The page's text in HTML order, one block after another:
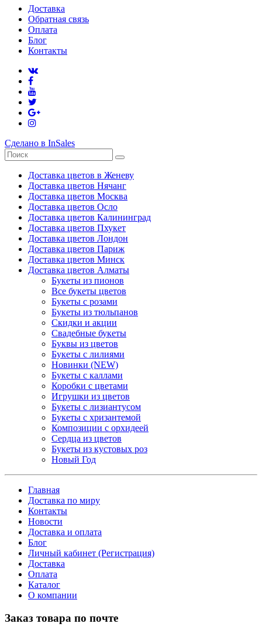
Доставка
Обратная связь
Оплата
Блог
Контакты
Сделано в InSales
Доставка цветов в Женеву
Доставка цветов Нячанг
Доставка цветов Москва
Доставка цветов Осло
Доставка цветов Калининград
Доставка цветов Пхукет
Доставка цветов Лондон
Доставка цветов Париж
Доставка цветов Минск
Доставка цветов Алматы
Букеты из пионов
Все букеты цветов
Букеты с розами
Букеты из тюльпанов
Скидки и акции
Свадебные букеты
Буквы из цветов
Букеты с лилиями
Новинки (NEW)
Букеты с каллами
Коробки с цветами
Игрушки из цветов
Букеты с лизиантусом
Букеты с хризантемой
Композиции с орхидеей
Сердца из цветов
Букеты из кустовых роз
Новый Год
Главная
Доставка по миру
Контакты
Новости
Доставка и оплата
Блог
Личный кабинет (Регистрация)
Доставка
Оплата
Каталог
О компании
Заказ товара по почте